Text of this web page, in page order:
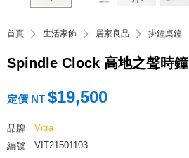
首頁 生活家飾 居家良品 掛鐘桌鐘
Spindle Clock 高地之聲時鐘
定價 NT $19,500
品牌
Vitra
編號
VIT21501103